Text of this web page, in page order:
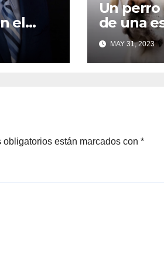
el
Un perro
de una
en
recibió
en la
MAY 31, 2023
obligatorios están marcados con *